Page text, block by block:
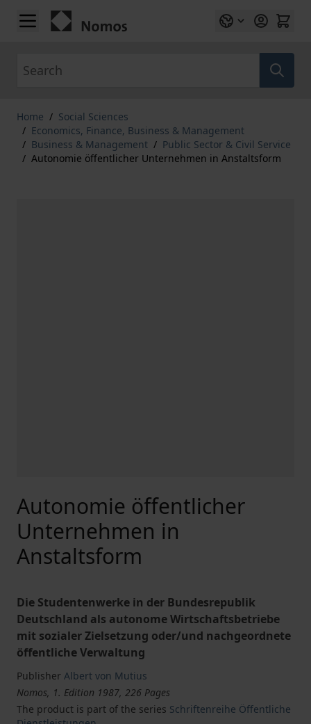
Skip to Content
Home / Social Sciences
/ Economics, Finance, Business & Management
/ Business & Management / Public Sector & Civil Service
/ Autonomie öffentlicher Unternehmen in Anstaltsform
Autonomie öffentlicher
Unternehmen in
Anstaltsform
Die Studentenwerke in der Bundesrepublik
Deutschland als autonome Wirtschaftsbetriebe
mit sozialer Zielsetzung oder/und nachgeordnete
öffentliche Verwaltung
Publisher Albert von Mutius
Nomos, 1. Edition 1987, 226 Pages
The product is part of the series Schriftenreihe Öffentliche